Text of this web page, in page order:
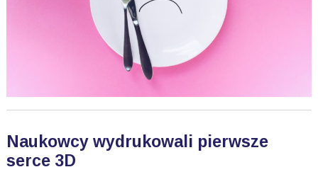
Naukowcy wydrukowali pierwsze
serce 3D